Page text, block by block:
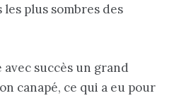
plus sombres des
succès un grand
canapé, ce qui a eu pour